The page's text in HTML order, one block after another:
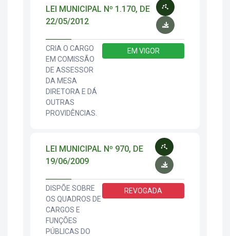
LEI MUNICIPAL Nº 1.170, DE
22/05/2012
CRIA O CARGO
EM COMISSÃO
DE ASSESSOR
DA MESA
DIRETORA E DÁ
OUTRAS
PROVIDÊNCIAS.
EM VIGOR
LEI MUNICIPAL Nº 970, DE
19/06/2009
DISPÕE SOBRE
OS QUADROS DE
CARGOS E
FUNÇÕES
PÚBLICAS DO
REVOGADA